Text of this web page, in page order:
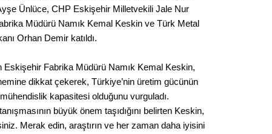
Ünlüce, CHP Eskişehir Milletvekili Jale Nur
Müdürü Namık Kemal Keskin ve Türk Metal
Orhan Demir katıldı.
Fabrika Müdürü Namık Kemal Keskin,
dikkat çekerek, Türkiye’nin üretim gücünün
kapasitesi olduğunu vurguladı.
büyük önem taşıdığını belirten Keskin,
Merak edin, araştırın ve her zaman daha iyisini